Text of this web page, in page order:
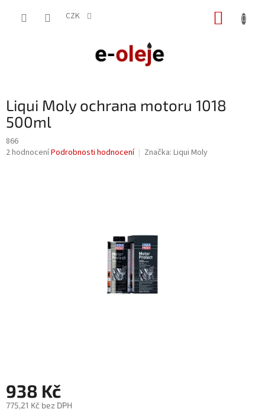
CZK
Liqui Moly ochrana motoru 1018
500ml
866
Průměrné
2 hodnoceníPodrobnosti hodnocení Značka: Liqui Moly
938 Kč
775,21 Kč bez DPH